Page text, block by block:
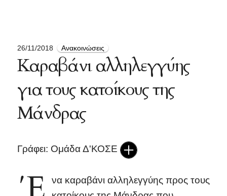
26/11/2018 Ανακοινώσεις
Καραβάνι αλληλεγγύης
για τους κατοίκους της
Μάνδρας
Γράφει: Ομάδα Δ'ΚΟΣΕ
να καραβάνι αλληλεγγύης προς τους